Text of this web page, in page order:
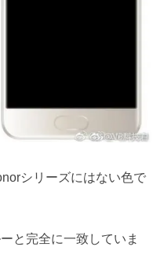
シリーズにはない色で
と完全に一致していま